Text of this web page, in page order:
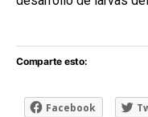
Comparte esto:
Facebook